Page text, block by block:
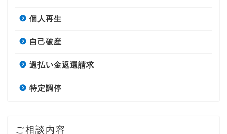
個人再生
自己破産
過払い金返還請求
特定調停
ご相談内容